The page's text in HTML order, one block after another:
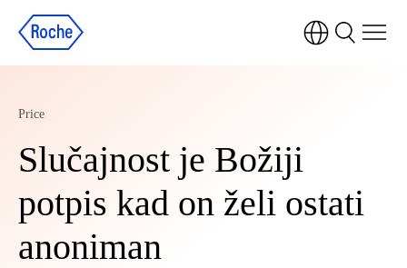
Price
Slučajnost je Božiji
potpis kad on želi ostati
anoniman